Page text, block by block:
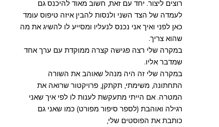
רוצים ליצור. יחד עם זאת, חשוב מאוד להיכנס גם
לעמדה של הצד השני ולנסות להבין איזה טיפוס עומד
כאן לפני ואיך אני נכנס לנעליו ומסייע לו להשיג את מה
שהוא צריך.
במקרה שלי רצה פגישה קצרה ממוקדת עם ערך אחד
שמדבר אליו.
במקרה שלי זה היה מנהל שאוהב את השורה
התחתונה, משימתי, תקתקן, פרויקטור שרואה את
המטרה. אם הייתי מתעקשת לענות לו לפי איך שאני
רגילה ואוהבת (לספר סיפור מפורט) כמו שאני גם
כותבת את הפוסטים שלי,